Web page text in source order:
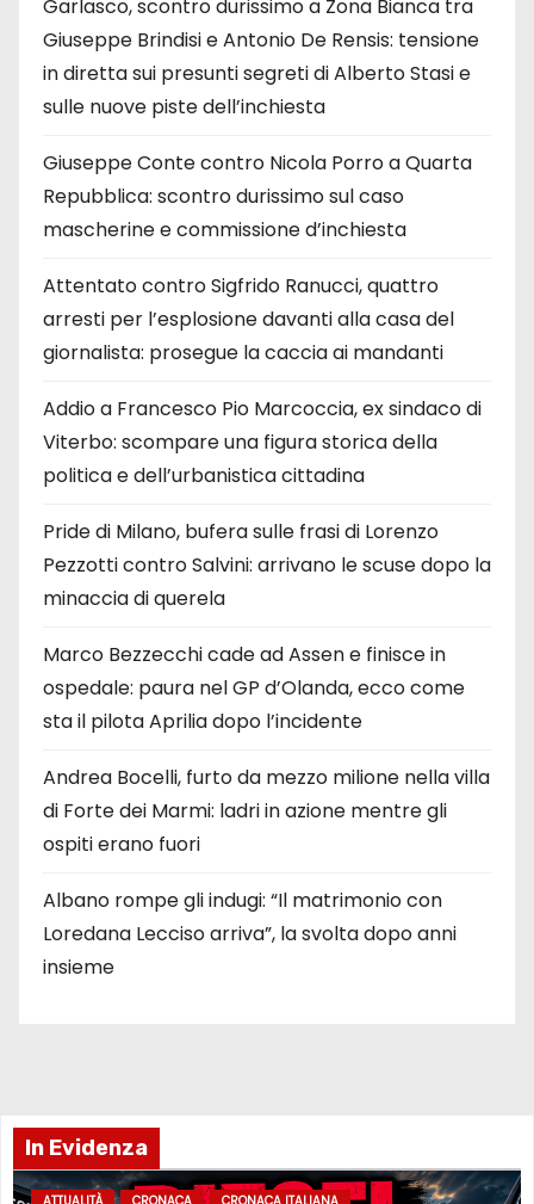
Garlasco, scontro durissimo a Zona Bianca tra
Giuseppe Brindisi e Antonio De Rensis: tensione
in diretta sui presunti segreti di Alberto Stasi e
sulle nuove piste dell’inchiesta
Giuseppe Conte contro Nicola Porro a Quarta
Repubblica: scontro durissimo sul caso
mascherine e commissione d’inchiesta
Attentato contro Sigfrido Ranucci, quattro
arresti per l’esplosione davanti alla casa del
giornalista: prosegue la caccia ai mandanti
Addio a Francesco Pio Marcoccia, ex sindaco di
Viterbo: scompare una figura storica della
politica e dell’urbanistica cittadina
Pride di Milano, bufera sulle frasi di Lorenzo
Pezzotti contro Salvini: arrivano le scuse dopo la
minaccia di querela
Marco Bezzecchi cade ad Assen e finisce in
ospedale: paura nel GP d’Olanda, ecco come
sta il pilota Aprilia dopo l’incidente
Andrea Bocelli, furto da mezzo milione nella villa
di Forte dei Marmi: ladri in azione mentre gli
ospiti erano fuori
Albano rompe gli indugi: “Il matrimonio con
Loredana Lecciso arriva”, la svolta dopo anni
insieme
In Evidenza